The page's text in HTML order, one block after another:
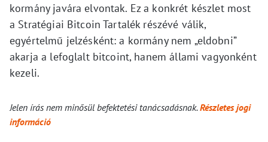
kormány javára elvontak. Ez a konkrét készlet most
a Stratégiai Bitcoin Tartalék részévé válik,
egyértelmű jelzésként: a kormány nem „eldobni”
akarja a lefoglalt bitcoint, hanem állami vagyonként
kezeli.
Jelen írás nem minősül befektetési tanácsadásnak.Részletes jogi
információ